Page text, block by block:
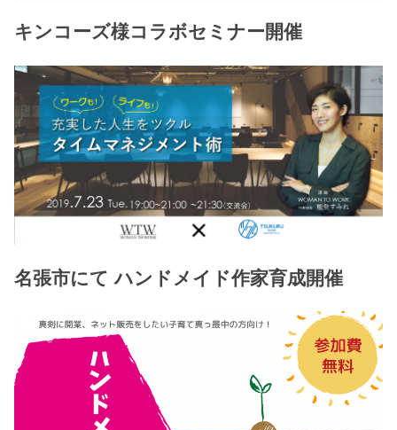
キンコーズ様コラボセミナー開催
名張市にて ハンドメイド作家育成開催